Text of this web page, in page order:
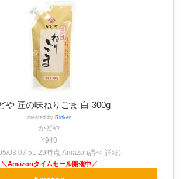
や 匠の味ねりごま 白 300g
created by Rinker
かどや
¥940
03 07:51:29時点 Amazon調べ-詳細)